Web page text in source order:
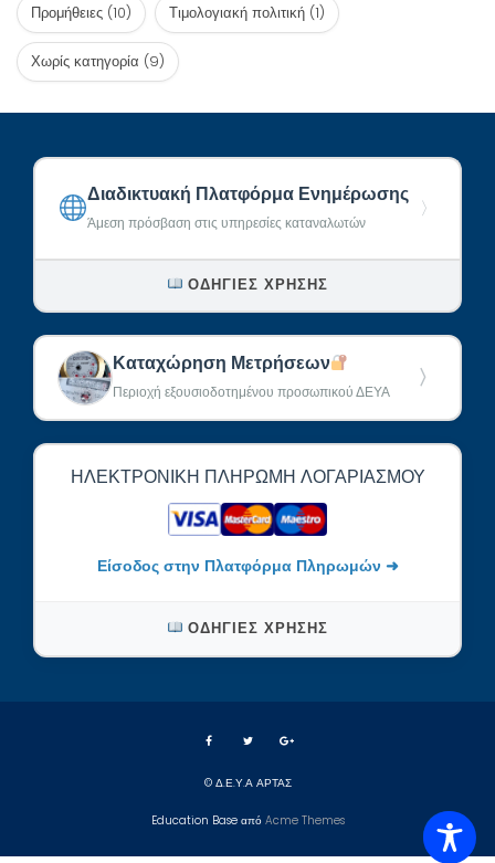
Προμήθειες (10) Τιμολογιακή πολιτική (1)
Χωρίς κατηγορία (9)
Διαδικτυακή Πλατφόρμα Ενημέρωσης
Άμεση πρόσβαση στις υπηρεσίες καταναλωτών
〉
ΟΔΗΓΊΕΣ ΧΡΉΣΗΣ
Καταχώρηση Μετρήσεων
Περιοχή εξουσιοδοτημένου προσωπικού ΔΕΥΑ
〉
ΗΛΕΚΤΡΟΝΙΚΉ ΠΛΗΡΩΜΉ ΛΟΓΑΡΙΑΣΜΟΎ
Είσοδος στην Πλατφόρμα Πληρωμών ➜
ΟΔΗΓΊΕΣ ΧΡΉΣΗΣ
© Δ.Ε.Υ.Α ΑΡΤΑΣ
Education Base από Acme Themes